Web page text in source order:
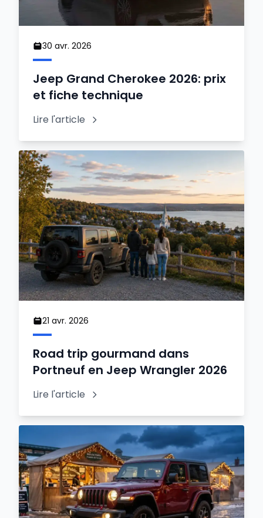
30 avr. 2026
Jeep Grand Cherokee 2026: prix
et fiche technique
Lire l'article
21 avr. 2026
Road trip gourmand dans
Portneuf en Jeep Wrangler 2026
Lire l'article